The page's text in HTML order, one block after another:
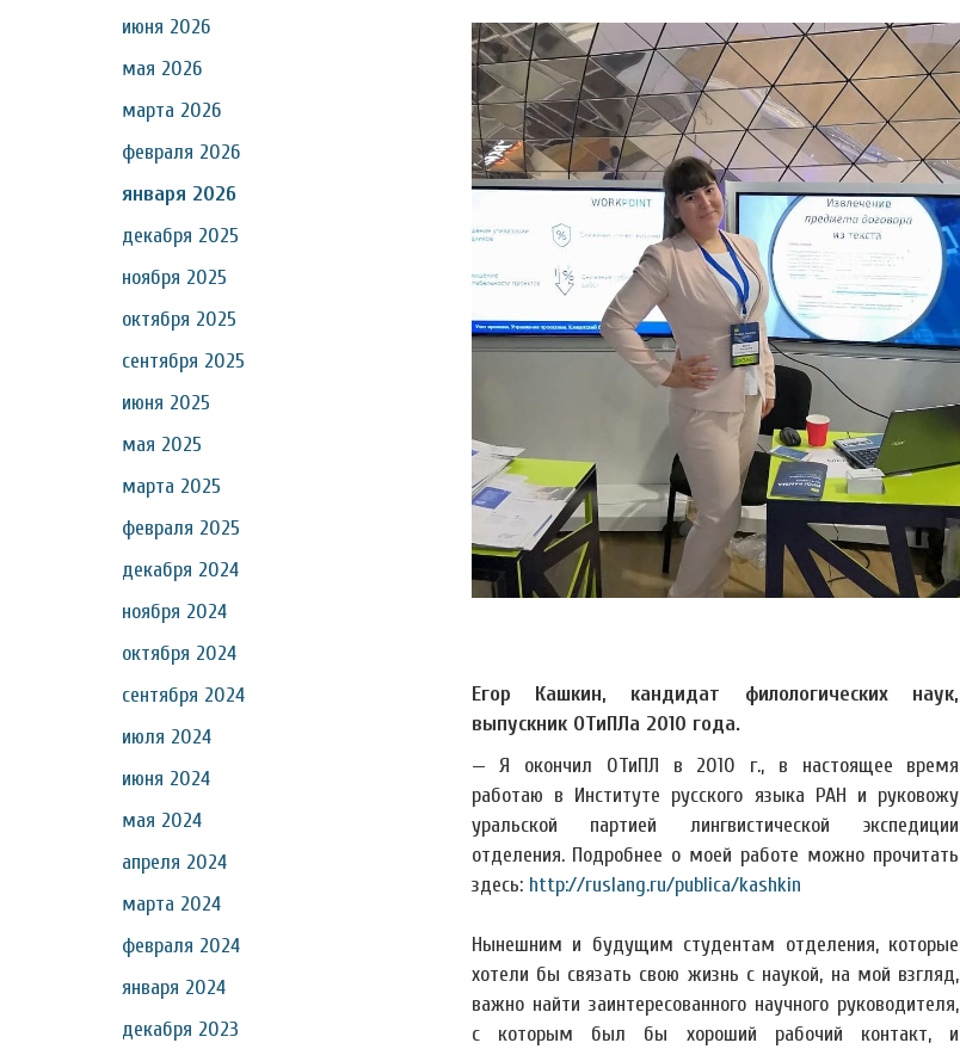
июня 2026
мая 2026
марта 2026
февраля 2026
января 2026
декабря 2025
ноября 2025
октября 2025
сентября 2025
июня 2025
мая 2025
марта 2025
февраля 2025
декабря 2024
ноября 2024
октября 2024
сентября 2024
июля 2024
июня 2024
мая 2024
апреля 2024
марта 2024
февраля 2024
января 2024
декабря 2023
Егор Кашкин, кандидат филологических наук,
выпускник ОТиПЛа 2010 года.
— Я окончил ОТиПЛ в 2010 г., в настоящее время
работаю в Институте русского языка РАН и руковожу
уральской партией лингвистической экспедиции
отделения. Подробнее о моей работе можно прочитать
здесь: http://ruslang.ru/publica/kashkin
Нынешним и будущим студентам отделения, которые
хотели бы связать свою жизнь с наукой, на мой взгляд,
важно найти заинтересованного научного руководителя,
с которым был бы хороший рабочий контакт, и